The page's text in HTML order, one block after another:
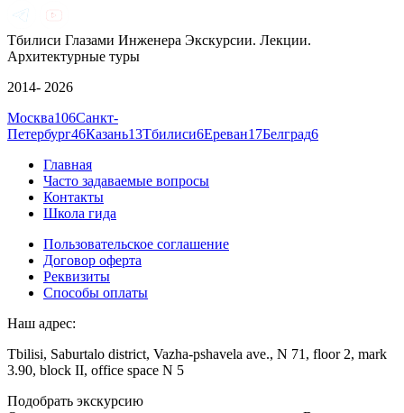
Тбилиси Глазами Инженера Экскурсии. Лекции.
Архитектурные туры
2014- 2026
Москва106Санкт-
Петербург46Казань13Тбилиси6Ереван17Белград6
Главная
Часто задаваемые вопросы
Контакты
Школа гида
Пользовательское соглашение
Договор оферта
Реквизиты
Способы оплаты
Наш адрес:
Tbilisi, Saburtalo district, Vazha-pshavela ave., N 71, floor 2, mark
3.90, block II, office space N 5
Подобрать экскурсию